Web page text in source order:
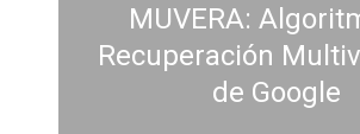
MUVERA:
Recuperación
de Google